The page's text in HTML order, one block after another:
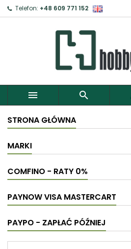
Telefon: +48 609 771 152
 
STRONA GŁÓWNA
MARKI
COMFINO - RATY 0%
PAYNOW VISA MASTERCART
PAYPO - ZAPŁAĆ PÓŹNIEJ